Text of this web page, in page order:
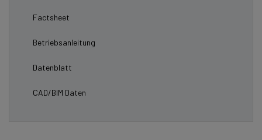
Factsheet
Betriebsanleitung
Datenblatt
CAD/BIM Daten